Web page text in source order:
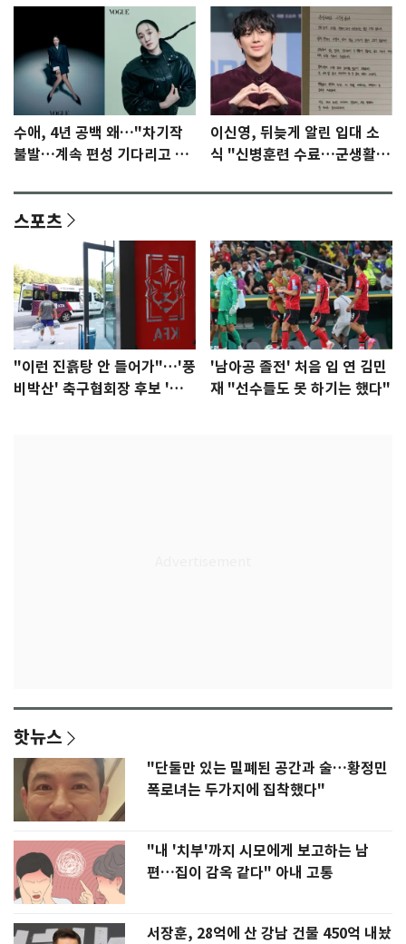
수애, 4년 공백 왜…"차기작
불발…계속 편성 기다리고 있
이신영, 뒤늦게 알린 입대 소
식 "신병훈련 수료…군생활
스포츠
"이런 진흙탕 안 들어가"…'풍
비박산' 축구협회장 후보 '실
'남아공 졸전' 처음 입 연 김민
재 "선수들도 못 하기는 했다"
핫뉴스
"단둘만 있는 밀폐된 공간과 술…황정민
폭로녀는 두가지에 집착했다"
"내 '치부'까지 시모에게 보고하는 남
편…집이 감옥 같다" 아내 고통
서장훈, 28억에 산 강남 건물 450억 내놨